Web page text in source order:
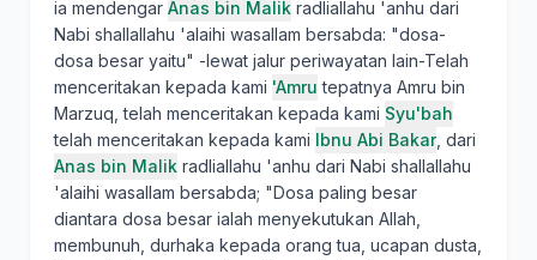
ia mendengar Anas bin Malik radliallahu 'anhu dari
Nabi shallallahu 'alaihi wasallam bersabda: "dosa-
dosa besar yaitu" -lewat jalur periwayatan lain-Telah
menceritakan kepada kami 'Amru tepatnya Amru bin
Marzuq, telah menceritakan kepada kami Syu'bah
telah menceritakan kepada kami Ibnu Abi Bakar, dari
Anas bin Malik radliallahu 'anhu dari Nabi shallallahu
'alaihi wasallam bersabda; "Dosa paling besar
diantara dosa besar ialah menyekutukan Allah,
membunuh, durhaka kepada orang tua, ucapan dusta,